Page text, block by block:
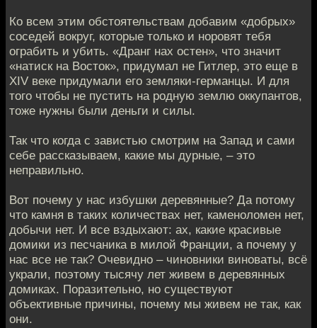
Ко всем этим обстоятельствам добавим «добрых»
соседей вокруг, которые только и норовят тебя
ограбить и убить. «Дранг нах остен», что значит
«натиск на Восток», придумал не Гитлер, это еще в
XIV веке придумали его земляки-германцы. И для
того чтобы не пустить на родную землю оккупантов,
тоже нужны были деньги и силы.
Так что когда с завистью смотрим на Запад и сами
себе рассказываем, какие мы дурные, – это
неправильно.
Вот почему у нас избушки деревянные? Да потому
что камня в таких количествах нет, каменоломен нет,
добычи нет. И все вздыхают: ах, какие красивые
домики из песчаника в милой Франции, а почему у
нас все не так? Очевидно – чиновники виноваты, всё
украли, поэтому тысячу лет живем в деревянных
домиках. Поразительно, но существуют
объективные причины, почему мы живем не так, как
они.